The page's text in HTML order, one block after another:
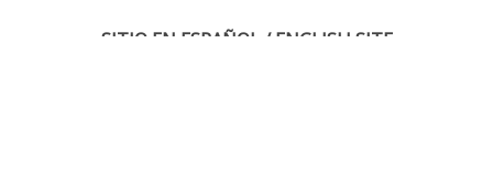
SITIO EN ESPAÑOL / ENGLISH SITE